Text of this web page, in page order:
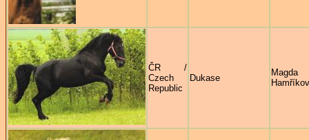
ČR /
Czech
Republic
Dukase
Magda